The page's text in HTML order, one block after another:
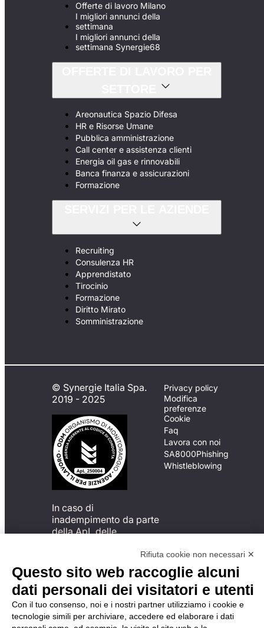
Offerte di lavoro Milano
I migliori annunci della
settimana
I migliori annunci della
settimana Synergie68
Areonautica Spazio Difesa
HR e Risorse Umane
Pubblica amministrazione
Call center e assistenza clienti
Energia oil gas e rinnovabili
Banca finanza e assicurazioni
Formazione
Recruiting
Consulenza HR
Apprendistato
Tirocinio
Formazione
Diritto Mirato
Somministrazione
© Synergie Italia Spa.
2019 - 2025
In caso di
inadempimento da parte
della ApL delle
del Codice di Condotta, è
possibile presentare un
reclamo
all’Organismo di
Monitoraggio utilizzando
una delle modalità
descritte al seguente
Privacy policy
Modifica
preferenze
Cookie
Faq
Lavora con noi
SA8000Phishing
Whistleblowing
Rifiuta cookie non necessari ✕
Questo sito web raccoglie alcuni
dati personali dei visitatori e utenti
Con il tuo consenso, noi e i nostri partner utilizziamo i cookie e
tecnologie simili per archiviare, accedere ed elaborare i dati